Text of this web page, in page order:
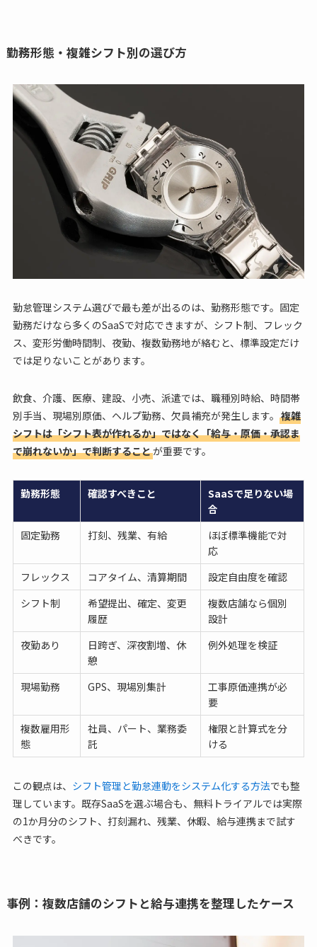
勤務形態・複雑シフト別の選び方
勤怠管理システム選びで最も差が出るのは、勤務形態です。固定
勤務だけなら多くのSaaSで対応できますが、シフト制、フレック
ス、変形労働時間制、夜勤、複数勤務地が絡むと、標準設定だけ
では足りないことがあります。
飲食、介護、医療、建設、小売、派遣では、職種別時給、時間帯
別手当、現場別原価、ヘルプ勤務、欠員補充が発生します。 複雑
シフトは「シフト表が作れるか」ではなく「給与・原価・承認ま
で崩れないか」で判断することが重要です。
勤務形態 確認すべきこと
SaaSで足りない場
合
固定勤務
打刻、残業、有給
ほぼ標準機能で対
応
フレックス
コアタイム、清算期間
設定自由度を確認
シフト制
希望提出、確定、変更
履歴
複数店舗なら個別
設計
夜勤あり
日跨ぎ、深夜割増、休
憩
例外処理を検証
現場勤務 GPS、現場別集計
工事原価連携が必
要
複数雇用形
態
社員、パート、業務委
託
権限と計算式を分
ける
この観点は、 シフト管理と勤怠連動をシステム化する方法でも整
理しています。既存SaaSを選ぶ場合も、無料トライアルでは実際
の1か月分のシフト、打刻漏れ、残業、休暇、給与連携まで試す
べきです。
事例：複数店舗のシフトと給与連携を整理したケース